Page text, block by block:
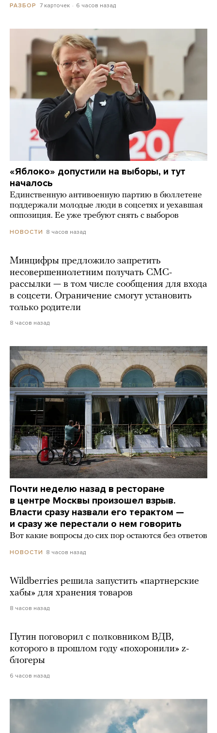
РАЗБОР 7 карточек 6 часов назад
«Яблоко» допустили на выборы, и тут
началось
Единственную антивоенную партию в бюллетене
поддержали молодые люди в соцсетях и уехавшая
оппозиция. Ее уже требуют снять с выборов
НОВОСТИ 8 часов назад
Минцифры предложило запретить
несовершеннолетним получать СМС-
рассылки — в том числе сообщения для входа
в соцсети. Ограничение смогут установить
только родители
8 часов назад
Почти неделю назад в ресторане
в центре Москвы произошел взрыв.
Власти сразу назвали его терактом —
и сразу же перестали о нем говорить
Вот какие вопросы до сих пор остаются без ответов
НОВОСТИ 8 часов назад
Wildberries решила запустить «партнерские
хабы» для хранения товаров
8 часов назад
Путин поговорил с полковником ВДВ,
которого в прошлом году «похоронили» z-
блогеры
6 часов назад